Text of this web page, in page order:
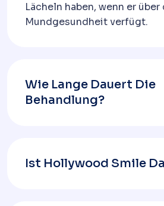
Lächeln haben, wenn er
Mundgesundheit verfügt.
Wie Lange Dauert Die
Behandlung?
Ist Hollywood Smile